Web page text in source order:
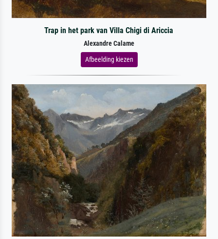
Trap in het park van Villa Chigi di Ariccia
Alexandre Calame
Afbeelding kiezen